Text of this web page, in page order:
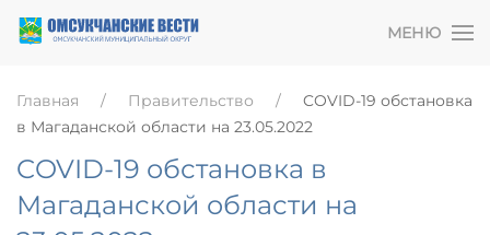
МЕНЮ
Главная Правительство
COVID-19 обстановка
в Магаданской области на 23.05.2022
COVID-19 обстановка в
Магаданской области на